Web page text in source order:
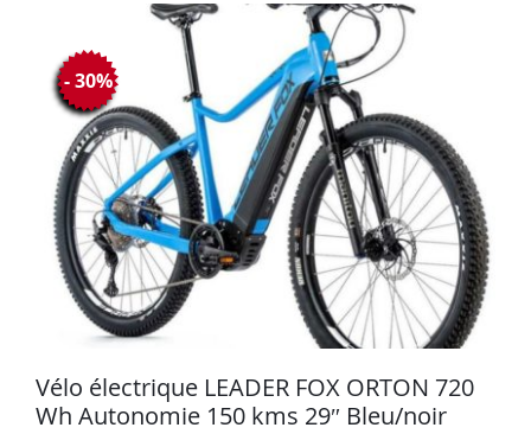
Vélo électrique LEADER FOX ORTON 720
Wh Autonomie 150 kms 29″ Bleu/noir
- 30%